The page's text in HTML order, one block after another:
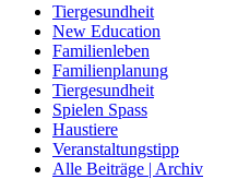
Tiergesundheit
New Education
Familienleben
Familienplanung
Tiergesundheit
Spielen Spass
Haustiere
Veranstaltungstipp
Alle Beiträge | Archiv